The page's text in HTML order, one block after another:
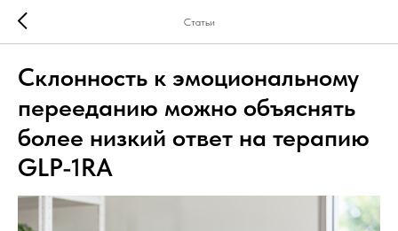
Статьи
Склонность к эмоциональному
перееданию можно объяснять
более низкий ответ на терапию
GLP-1RA